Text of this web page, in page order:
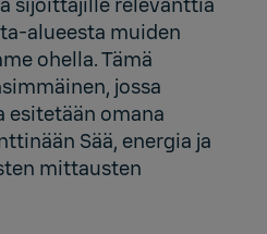
alueesta muiden
ohella. Tämä
jossa
omana
Sää, energia ja
mittausten